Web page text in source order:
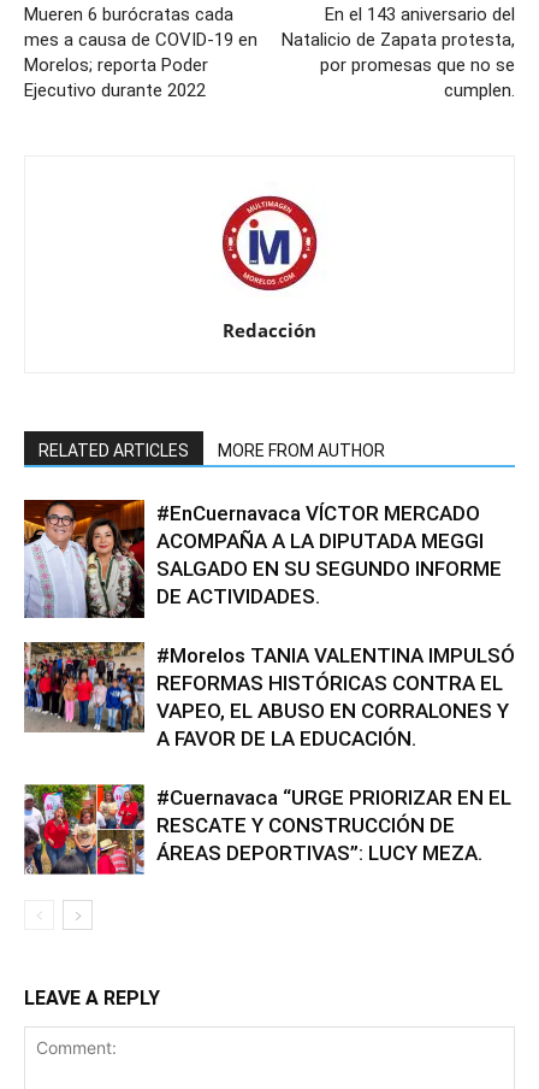
Mueren 6 burócratas cada
mes a causa de COVID-19 en
Morelos; reporta Poder
Ejecutivo durante 2022
En el 143 aniversario del
Natalicio de Zapata protesta,
por promesas que no se
cumplen.
Redacción
RELATED ARTICLES MORE FROM AUTHOR
#EnCuernavaca VÍCTOR MERCADO
ACOMPAÑA A LA DIPUTADA MEGGI
SALGADO EN SU SEGUNDO INFORME
DE ACTIVIDADES.
#Morelos TANIA VALENTINA IMPULSÓ
REFORMAS HISTÓRICAS CONTRA EL
VAPEO, EL ABUSO EN CORRALONES Y
A FAVOR DE LA EDUCACIÓN.
#Cuernavaca “URGE PRIORIZAR EN EL
RESCATE Y CONSTRUCCIÓN DE
ÁREAS DEPORTIVAS”: LUCY MEZA.
LEAVE A REPLY